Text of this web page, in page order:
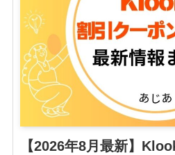
【2026年8月最新】